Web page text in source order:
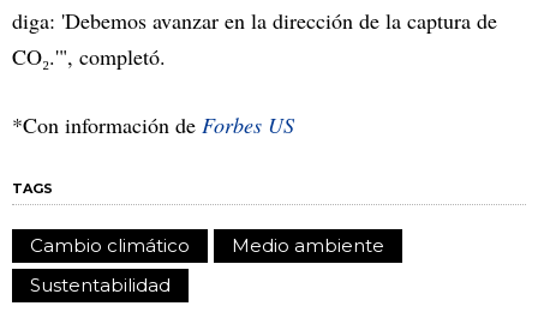
diga: 'Debemos avanzar en la dirección de la captura de
CO₂.'", completó.
*Con información de Forbes US
TAGS
Cambio climático
Medio ambiente
Sustentabilidad